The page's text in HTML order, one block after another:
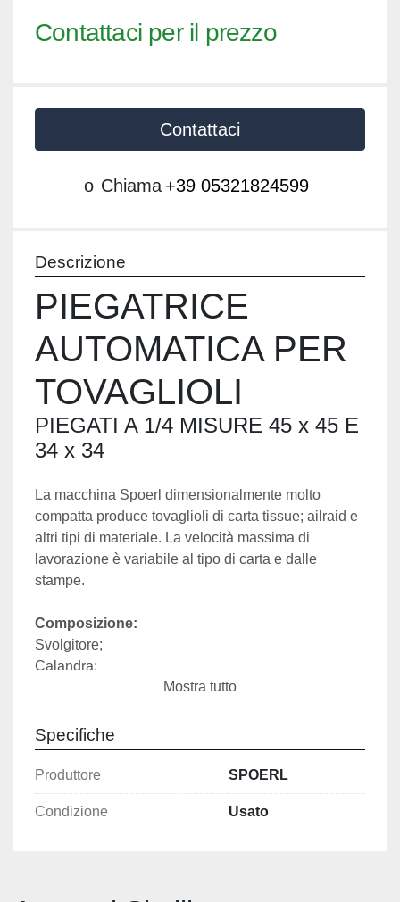
Contattaci per il prezzo
Contattaci
o Chiama +39 05321824599
Descrizione
PIEGATRICE
AUTOMATICA PER
TOVAGLIOLI
PIEGATI A 1/4 MISURE 45 x 45 E
34 x 34
La macchina Spoerl dimensionalmente molto
compatta produce tovaglioli di carta tissue; ailraid e
altri tipi di materiale. La velocità massima di
lavorazione è variabile al tipo di carta e dalle
stampe.
Composizione:
Svolgitore;
Calandra;
Teste di piega per il formato 33 x 33 e per il formato
45 x 45
Gruppo affilatura lama;
Taglio centrale con sega a nastro;
Tavolo di raccolta motorizzato;
Mostra tutto
Specifiche
Produttore SPOERL
Condizione Usato